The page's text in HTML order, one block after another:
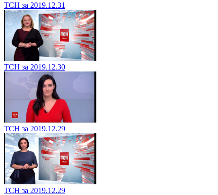
ТСН за 2019.12.31
ТСН за 2019.12.30
ТСН за 2019.12.29
ТСН за 2019.12.29